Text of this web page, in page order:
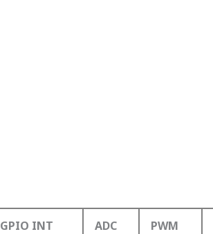
GPIO INT ADC PWM